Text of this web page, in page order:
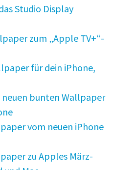
Studio Display
zum „Apple TV+“-
für dein iPhone,
neuen bunten Wallpaper
vom neuen iPhone
zu Apples März-